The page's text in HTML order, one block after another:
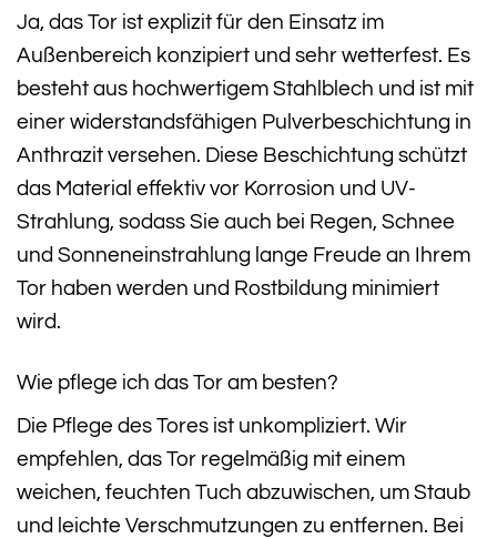
Ja, das Tor ist explizit für den Einsatz im
Außenbereich konzipiert und sehr wetterfest. Es
besteht aus hochwertigem Stahlblech und ist mit
einer widerstandsfähigen Pulverbeschichtung in
Anthrazit versehen. Diese Beschichtung schützt
das Material effektiv vor Korrosion und UV-
Strahlung, sodass Sie auch bei Regen, Schnee
und Sonneneinstrahlung lange Freude an Ihrem
Tor haben werden und Rostbildung minimiert
wird.
Wie pflege ich das Tor am besten?
Die Pflege des Tores ist unkompliziert. Wir
empfehlen, das Tor regelmäßig mit einem
weichen, feuchten Tuch abzuwischen, um Staub
und leichte Verschmutzungen zu entfernen. Bei